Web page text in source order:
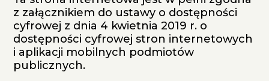
z załącznikiem do ustawy o dostępności
cyfrowej z dnia 4 kwietnia 2019 r. o
dostępności cyfrowej stron internetowych
i aplikacji mobilnych podmiotów
publicznych.